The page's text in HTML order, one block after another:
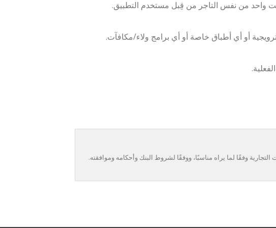
أو أي أطباق خاصة أو أي برامج ولاء/مكافآت.
وفقًا لما يراه مناسبًا، ووفقًا لشروط البنك وأحكامه وموافقته.